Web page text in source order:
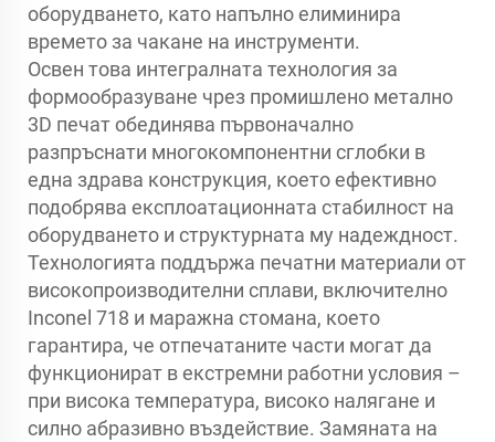
оборудването, като напълно елиминира
времето за чакане на инструменти.
Освен това интегралната технология за
формообразуване чрез промишлено метално
3D печат обединява първоначално
разпръснати многокомпонентни сглобки в
една здрава конструкция, което ефективно
подобрява експлоатационната стабилност на
оборудването и структурната му надеждност.
Технологията поддържа печатни материали от
високопроизводителни сплави, включително
Inconel 718 и маражна стомана, което
гарантира, че отпечатаните части могат да
функционират в екстремни работни условия –
при висока температура, високо налягане и
силно абразивно въздействие. Замяната на